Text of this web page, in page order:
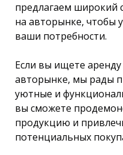
предлагаем широкий
на авторынке, чтобы
ваши потребности.
Если вы ищете
авторынке, мы рады
уютные и
вы сможете
продукцию и
потенциальных